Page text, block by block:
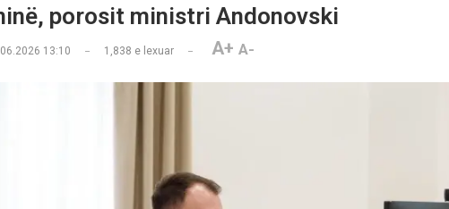
porosit ministri Andonovski
13:10 1,838 e lexuar A+ A-